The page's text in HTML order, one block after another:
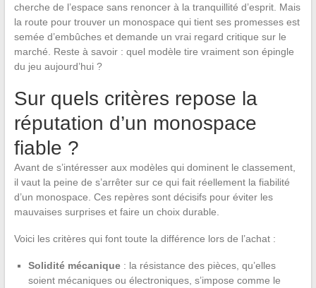
cherche de l’espace sans renoncer à la tranquillité d’esprit. Mais
la route pour trouver un monospace qui tient ses promesses est
semée d’embûches et demande un vrai regard critique sur le
marché. Reste à savoir : quel modèle tire vraiment son épingle
du jeu aujourd’hui ?
Sur quels critères repose la
réputation d’un monospace
fiable ?
Avant de s’intéresser aux modèles qui dominent le classement,
il vaut la peine de s’arrêter sur ce qui fait réellement la fiabilité
d’un monospace. Ces repères sont décisifs pour éviter les
mauvaises surprises et faire un choix durable.
Voici les critères qui font toute la différence lors de l’achat :
Solidité mécanique: la résistance des pièces, qu’elles
soient mécaniques ou électroniques, s’impose comme le